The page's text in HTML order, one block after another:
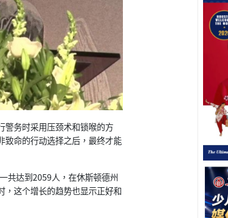
警务时采用压颈术和锁喉的方
致命的行动选择之后，最终才能
共达到2059人，在休斯顿德州
，这个增长的趋势也显示正好和